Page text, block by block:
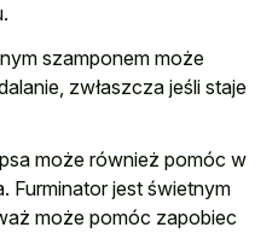
szamponem może
zwłaszcza jeśli staje
może również pomóc w
Furminator jest świetnym
może pomóc zapobiec